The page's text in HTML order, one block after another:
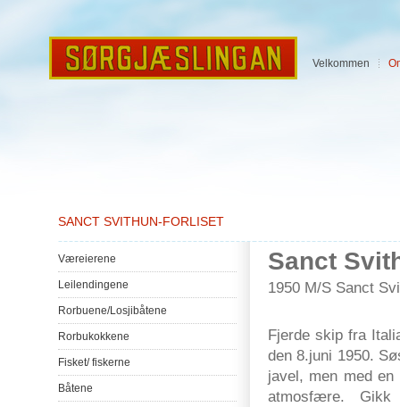
Velkommen
SANCT SVITHUN-FORLISET
Væreierene
Leilendingene
Rorbuene/Losjibåtene
Rorbukokkene
Fisket/fiskerne
Båtene
Sanct
1950 M/S Sanct
Fjerde skip fra
den 8.juni 1950.
javel, men med
atmosfære.